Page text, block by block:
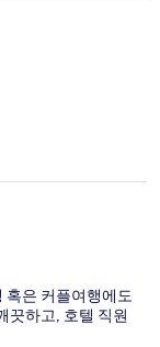
혹은 커플여행에도
끗하고, 호텔 직원